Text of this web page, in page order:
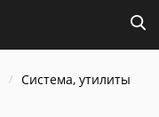
Система, утилиты